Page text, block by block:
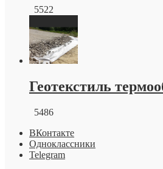
5522
Геотекстиль
5486
ВКонтакте
Одноклассники
Telegram